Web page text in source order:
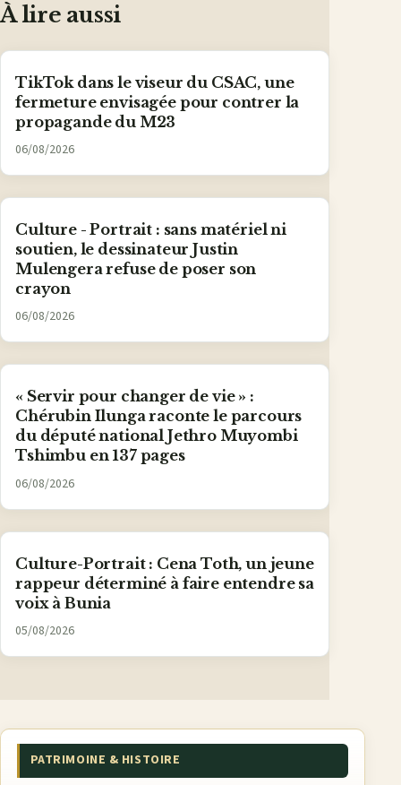
À lire aussi
TikTok dans le viseur du CSAC, une
fermeture envisagée pour contrer la
propagande du M23
06/08/2026
Culture - Portrait : sans matériel ni
soutien, le dessinateur Justin
Mulengera refuse de poser son
crayon
06/08/2026
« Servir pour changer de vie » :
Chérubin Ilunga raconte le parcours
du député national Jethro Muyombi
Tshimbu en 137 pages
06/08/2026
Culture-Portrait : Cena Toth, un jeune
rappeur déterminé à faire entendre sa
voix à Bunia
05/08/2026
PATRIMOINE & HISTOIRE